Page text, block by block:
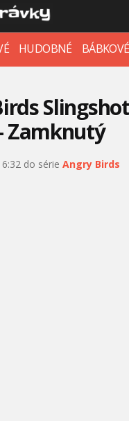
HUDOBNÉ BÁBKOVÉ
Slingshot
Zamknutý
do série Angry Birds